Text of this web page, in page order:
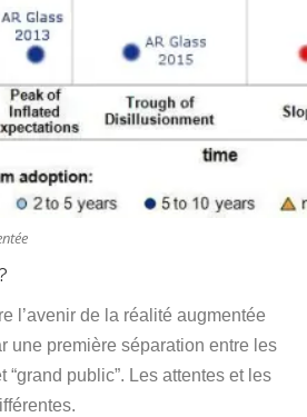
l’avenir de la réalité augmentée
une première séparation entre les
“grand public”. Les attentes et les